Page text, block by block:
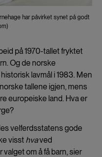
har påvirket synet på godt
på 1970-tallet fryktet
Og de norske
lavmål i 1983. Men
tallene igjen, mens
europeiske land. Hva er
velferdsstatens gode
visst hvaved
om å få barn, sier